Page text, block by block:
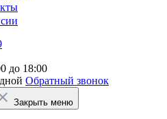
до 18:00
Обратный звонок
Закрыть меню